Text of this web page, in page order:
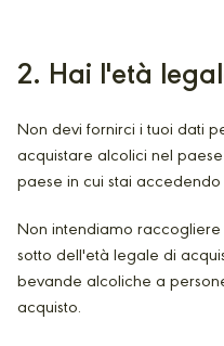
2. Hai l'età
Non devi fornirci i tuoi dati
acquistare alcolici nel
paese in cui stai
Non intendiamo
sotto dell'età legale di
bevande alcoliche a
acquisto.